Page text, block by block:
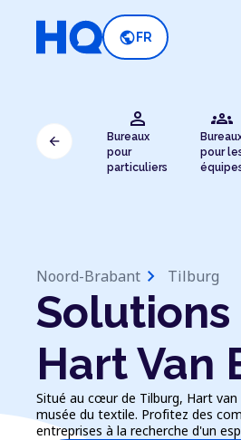
public FR
person
Bureaux
pour
particuliers
groups
pour
arrow_back
Noord-Brabant chevron_right Tilburg
Solutions
Hart Van
Situé au cœur de Tilburg, Hart
musée du textile. Profitez des
entreprises à la recherche d'un